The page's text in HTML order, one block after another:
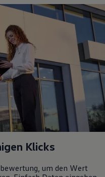
Klicks
um den Wert